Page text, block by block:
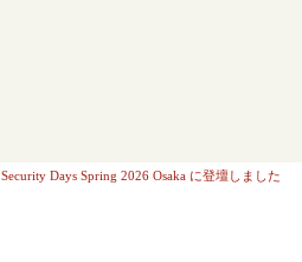
Security Days Spring 2026 Osaka に登壇しました